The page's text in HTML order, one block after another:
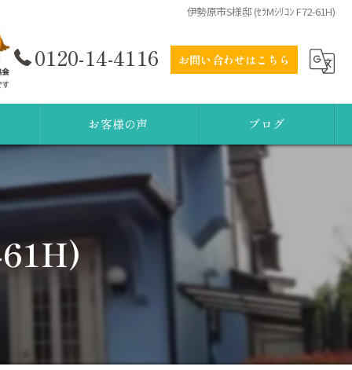
伊勢原市S様邸 (ｾﾗMｼﾘｺﾝ F72-61H)
0120-14-4116 お問い合わせはこちら
お客様の声 ブログ
61H)